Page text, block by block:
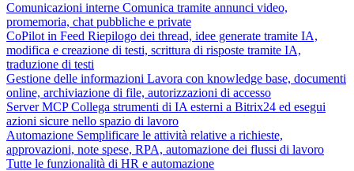
Comunicazioni interne Comunica tramite annunci video,
promemoria, chat pubbliche e private
CoPilot in Feed Riepilogo dei thread, idee generate tramite IA,
modifica e creazione di testi, scrittura di risposte tramite IA,
traduzione di testi
Gestione delle informazioni Lavora con knowledge base, documenti
online, archiviazione di file, autorizzazioni di accesso
Server MCP Collega strumenti di IA esterni a Bitrix24 ed esegui
azioni sicure nello spazio di lavoro
Automazione Semplificare le attività relative a richieste,
approvazioni, note spese, RPA, automazione dei flussi di lavoro
Tutte le funzionalità di HR e automazione